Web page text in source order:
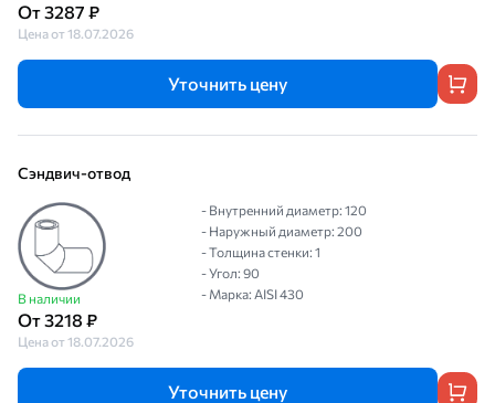
От 3287 ₽
Цена от 18.07.2026
Уточнить цену
Сэндвич-отвод
В наличии
От 3218 ₽
Цена от 18.07.2026
- Внутренний диаметр: 120
- Наружный диаметр: 200
- Толщина стенки: 1
- Угол: 90
- Марка: AISI 430
Уточнить цену